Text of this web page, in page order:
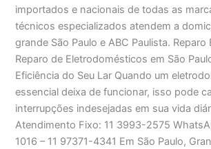
importados e nacionais de todas as
técnicos especializados atendem a
grande São Paulo e ABC Paulista.
Reparo de Eletrodomésticos em São
Eficiência do Seu Lar Quando um
essencial deixa de funcionar, isso pode
interrupções indesejadas em sua vida
Atendimento Fixo: 11 3993-2575
1016 – 11 97371-4341 Em São Paulo,